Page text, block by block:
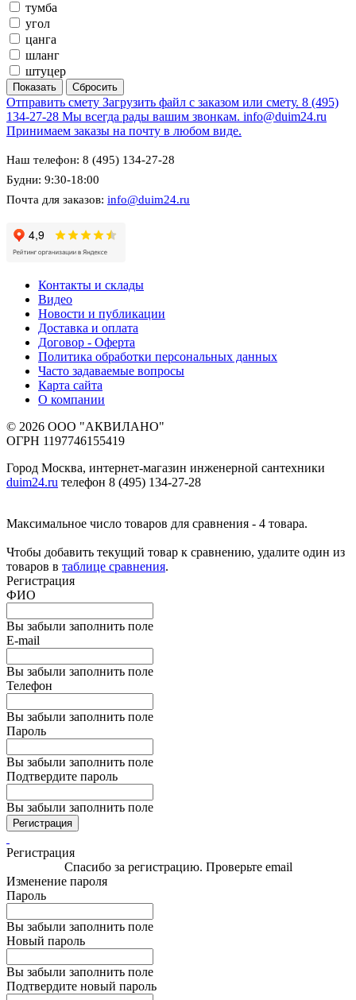
тумба
угол
цанга
шланг
штуцер
Отправить смету Загрузить файл с заказом или смету. 8 (495)
134-27-28 Мы всегда рады вашим звонкам. info@duim24.ru
Принимаем заказы на почту в любом виде.
Наш телефон: 8 (495) 134-27-28
Будни: 9:30-18:00
Почта для заказов: info@duim24.ru
Контакты и склады
Видео
Новости и публикации
Доставка и оплата
Договор - Оферта
Политика обработки персональных данных
Часто задаваемые вопросы
Карта сайта
О компании
© 2026 ООО "АКВИЛАНО"
ОГРН 1197746155419
Город Москва, интернет-магазин инженерной сантехники
duim24.ru телефон 8 (495) 134-27-28
Максимальное число товаров для сравнения - 4 товара.
Чтобы добавить текущий товар к сравнению, удалите один из
товаров в таблице сравнения.
Регистрация
ФИО
Вы забыли заполнить поле
E-mail
Вы забыли заполнить поле
Телефон
Вы забыли заполнить поле
Пароль
Вы забыли заполнить поле
Подтвердите пароль
Вы забыли заполнить поле
Регистрация
Регистрация
Спасибо за регистрацию. Проверьте email
Изменение пароля
Пароль
Вы забыли заполнить поле
Новый пароль
Вы забыли заполнить поле
Подтвердите новый пароль